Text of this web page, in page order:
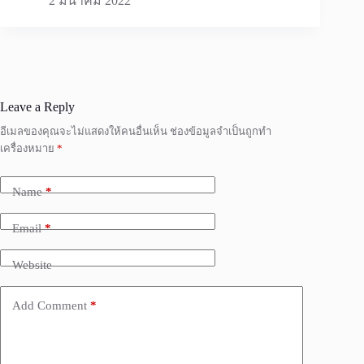
Leave a Reply
อีเมลของคุณจะไม่แสดงให้คนอื่นเห็น ช่องข้อมูลจำเป็นถูกทำ
เครื่องหมาย *
Name*
Email*
Website
Add Comment *